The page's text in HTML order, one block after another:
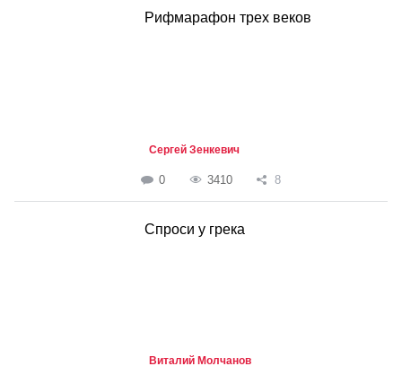
Рифмарафон трех веков
Сергей Зенкевич
0 3410 8
Спроси у грека
Виталий Молчанов